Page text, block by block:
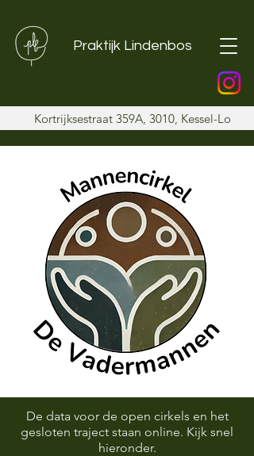
Kortrijksestraat 359A, 3010, Kessel-Lo
Praktijk Lindenbos
De data voor de open cirkels en het
gesloten traject staan online. Kijk snel
hieronder.